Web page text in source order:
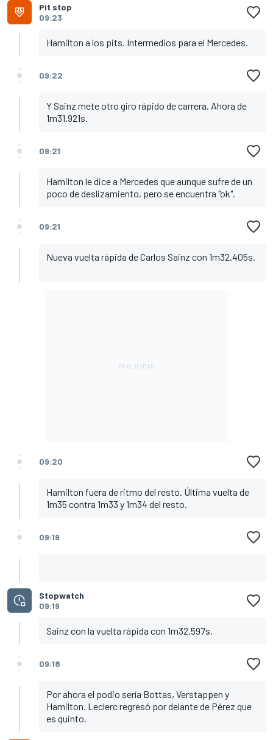
Pit stop
09:23
Hamilton a los pits. Intermedios para el Mercedes.
09:22
Y Sainz mete otro giro rápido de carrera. Ahora de
1m31.921s.
09:21
Hamilton le dice a Mercedes que aunque sufre de un
poco de deslizamiento, pero se encuentra "ok".
09:21
Nueva vuelta rápida de Carlos Sainz con 1m32.405s.
09:20
Hamilton fuera de ritmo del resto. Última vuelta de
1m35 contra 1m33 y 1m34 del resto.
09:19
Stopwatch
09:19
Sainz con la vuelta rápida con 1m32.597s.
09:18
Por ahora el podio sería Bottas, Verstappen y
Hamilton. Leclerc regresó por delante de Pérez que
es quinto.